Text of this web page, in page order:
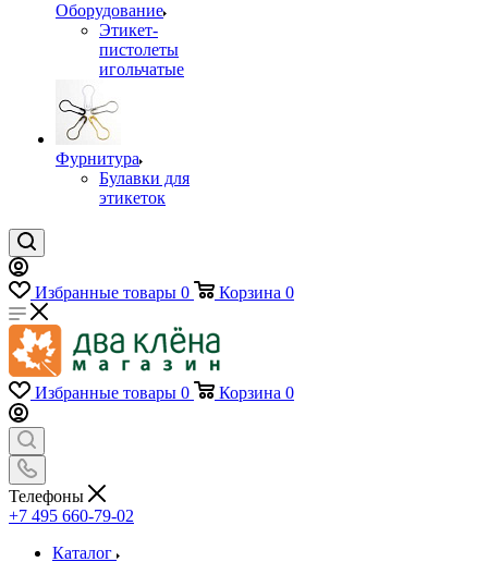
Оборудование
Этикет-
пистолеты
игольчатые
Фурнитура
Булавки для
этикеток
Избранные товары 0 Корзина 0
Избранные товары 0 Корзина 0
Телефоны
+7 495 660-79-02
Каталог